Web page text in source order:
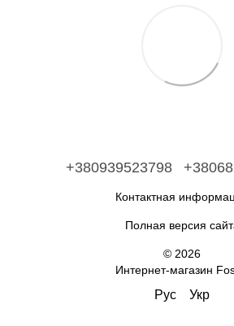
+380939523798
Контактная
Полная версия
© 2026
Интернет-магазин
Рус Укр